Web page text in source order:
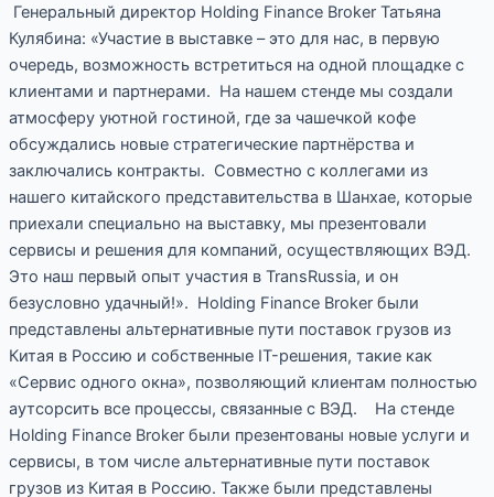
Генеральный директор Holding Finance Broker Татьяна
Кулябина: «Участие в выставке – это для нас, в первую
очередь, возможность встретиться на одной площадке с
клиентами и партнерами. На нашем стенде мы создали
атмосферу уютной гостиной, где за чашечкой кофе
обсуждались новые стратегические партнёрства и
заключались контракты. Совместно с коллегами из
нашего китайского представительства в Шанхае, которые
приехали специально на выставку, мы презентовали
сервисы и решения для компаний, осуществляющих ВЭД.
Это наш первый опыт участия в TransRussia, и он
безусловно удачный!». Holding Finance Broker были
представлены альтернативные пути поставок грузов из
Китая в Россию и собственные IT-решения, такие как
«Сервис одного окна», позволяющий клиентам полностью
аутсорсить все процессы, связанные с ВЭД. На стенде
Holding Finance Broker были презентованы новые услуги и
сервисы, в том числе альтернативные пути поставок
грузов из Китая в Россию. Также были представлены